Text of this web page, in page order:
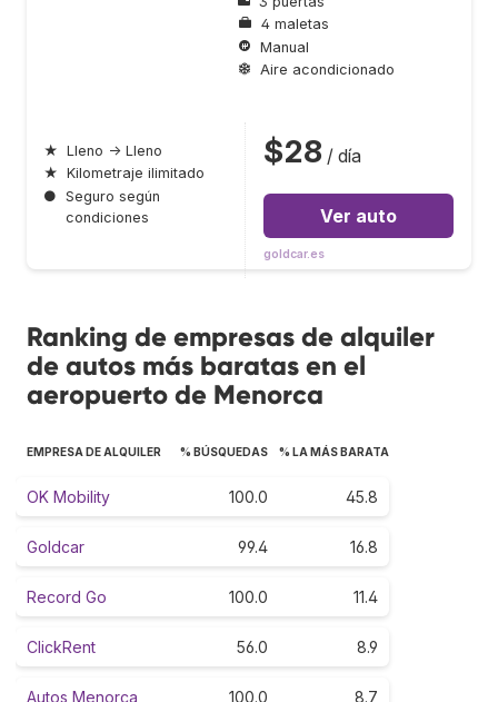
4 maletas
Manual
Aire acondicionado
★ Lleno → Lleno
★ Kilometraje ilimitado
● Seguro según
condiciones
$28 / día
Ver auto
goldcar.es
Ranking de empresas de alquiler
de autos más baratas en el
aeropuerto de Menorca
EMPRESA DE ALQUILER % BÚSQUEDAS % LA MÁS BARATA
OK Mobility 100.0 45.8
Goldcar 99.4 16.8
Record Go 100.0 11.4
ClickRent 56.0 8.9
Autos Menorca 100.0 8.7